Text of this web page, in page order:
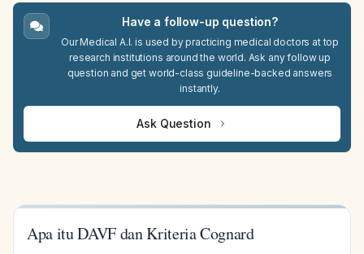
Have a follow-up question?
Our Medical A.I. is used by practicing medical doctors at top
research institutions around the world. Ask any follow up
question and get world-class guideline-backed answers
instantly.
Ask Question
Apa itu DAVF dan Kriteria Cognard